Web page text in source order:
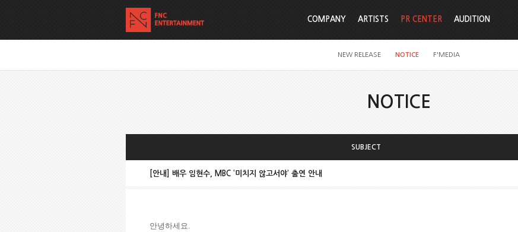
COMPANY ARTISTS PR CENTER
NEW RELEASE NOTICE F'MEDIA
AUDITION
NOTICE
SUBJECT
[안내] 배우 임현수, MBC ‘미치지 않고서야’ 출연 안내
안녕하세요.